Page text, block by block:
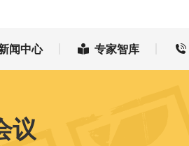
闻中心 专家智库
议